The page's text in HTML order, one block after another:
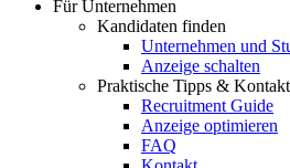
Für Unternehmen
Kandidaten finden
Unternehmen und
Anzeige schalten
Praktische Tipps & Kontakt
Recruitment Guide
Anzeige optimieren
FAQ